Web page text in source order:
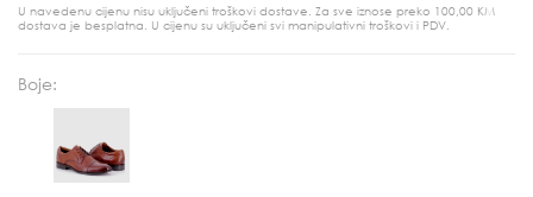
U navedenu cijenu nisu uključeni troškovi dostave. Za sve iznose preko 100,00 KM
dostava je besplatna. U cijenu su uključeni svi manipulativni troškovi i PDV.
Boje: